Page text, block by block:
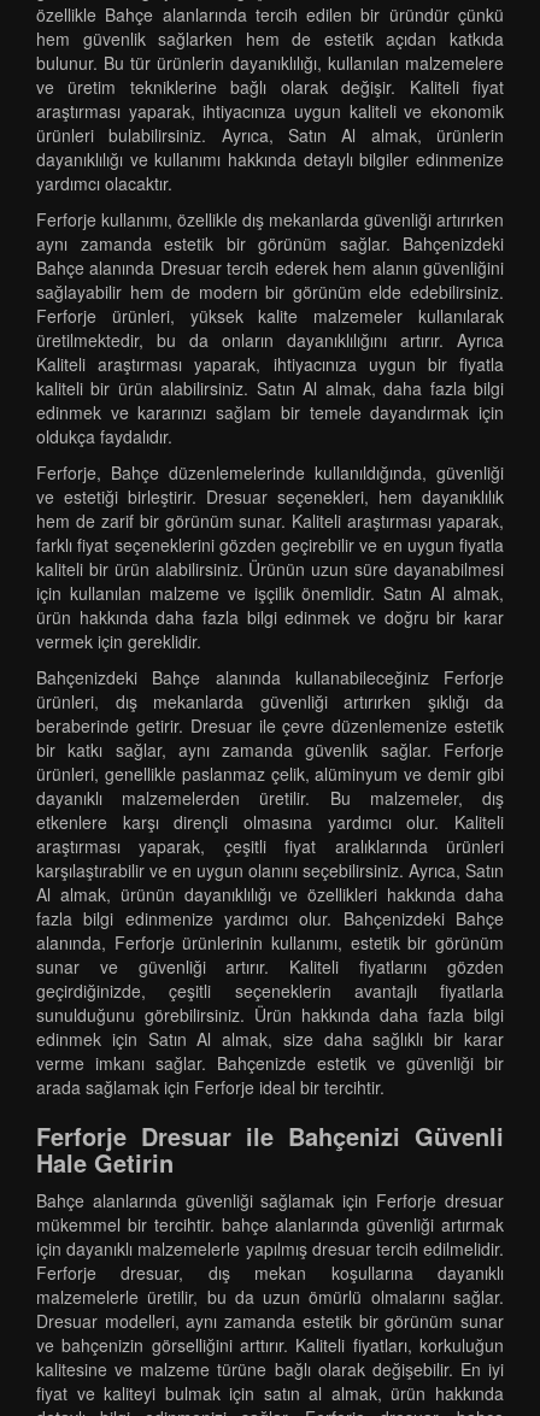
özellikle Bahçe alanlarında tercih edilen bir üründür çünkü
hem güvenlik sağlarken hem de estetik açıdan katkıda
bulunur. Bu tür ürünlerin dayanıklılığı, kullanılan malzemelere
ve üretim tekniklerine bağlı olarak değişir. Kaliteli fiyat
araştırması yaparak, ihtiyacınıza uygun kaliteli ve ekonomik
ürünleri bulabilirsiniz. Ayrıca, Satın Al almak, ürünlerin
dayanıklılığı ve kullanımı hakkında detaylı bilgiler edinmenize
yardımcı olacaktır.
Ferforje kullanımı, özellikle dış mekanlarda güvenliği artırırken
aynı zamanda estetik bir görünüm sağlar. Bahçenizdeki
Bahçe alanında Dresuar tercih ederek hem alanın güvenliğini
sağlayabilir hem de modern bir görünüm elde edebilirsiniz.
Ferforje ürünleri, yüksek kalite malzemeler kullanılarak
üretilmektedir, bu da onların dayanıklılığını artırır. Ayrıca
Kaliteli araştırması yaparak, ihtiyacınıza uygun bir fiyatla
kaliteli bir ürün alabilirsiniz. Satın Al almak, daha fazla bilgi
edinmek ve kararınızı sağlam bir temele dayandırmak için
oldukça faydalıdır.
Ferforje, Bahçe düzenlemelerinde kullanıldığında, güvenliği
ve estetiği birleştirir. Dresuar seçenekleri, hem dayanıklılık
hem de zarif bir görünüm sunar. Kaliteli araştırması yaparak,
farklı fiyat seçeneklerini gözden geçirebilir ve en uygun fiyatla
kaliteli bir ürün alabilirsiniz. Ürünün uzun süre dayanabilmesi
için kullanılan malzeme ve işçilik önemlidir. Satın Al almak,
ürün hakkında daha fazla bilgi edinmek ve doğru bir karar
vermek için gereklidir.
Bahçenizdeki Bahçe alanında kullanabileceğiniz Ferforje
ürünleri, dış mekanlarda güvenliği artırırken şıklığı da
beraberinde getirir. Dresuar ile çevre düzenlemenize estetik
bir katkı sağlar, aynı zamanda güvenlik sağlar. Ferforje
ürünleri, genellikle paslanmaz çelik, alüminyum ve demir gibi
dayanıklı malzemelerden üretilir. Bu malzemeler, dış
etkenlere karşı dirençli olmasına yardımcı olur. Kaliteli
araştırması yaparak, çeşitli fiyat aralıklarında ürünleri
karşılaştırabilir ve en uygun olanını seçebilirsiniz. Ayrıca, Satın
Al almak, ürünün dayanıklılığı ve özellikleri hakkında daha
fazla bilgi edinmenize yardımcı olur. Bahçenizdeki Bahçe
alanında, Ferforje ürünlerinin kullanımı, estetik bir görünüm
sunar ve güvenliği artırır. Kaliteli fiyatlarını gözden
geçirdiğinizde, çeşitli seçeneklerin avantajlı fiyatlarla
sunulduğunu görebilirsiniz. Ürün hakkında daha fazla bilgi
edinmek için Satın Al almak, size daha sağlıklı bir karar
verme imkanı sağlar. Bahçenizde estetik ve güvenliği bir
arada sağlamak için Ferforje ideal bir tercihtir.
Ferforje Dresuar ile Bahçenizi Güvenli
Hale Getirin
Bahçe alanlarında güvenliği sağlamak için Ferforje dresuar
mükemmel bir tercihtir. bahçe alanlarında güvenliği artırmak
için dayanıklı malzemelerle yapılmış dresuar tercih edilmelidir.
Ferforje dresuar, dış mekan koşullarına dayanıklı
malzemelerle üretilir, bu da uzun ömürlü olmalarını sağlar.
Dresuar modelleri, aynı zamanda estetik bir görünüm sunar
ve bahçenizin görselliğini arttırır. Kaliteli fiyatları, korkuluğun
kalitesine ve malzeme türüne bağlı olarak değişebilir. En iyi
fiyat ve kaliteyi bulmak için satın al almak, ürün hakkında